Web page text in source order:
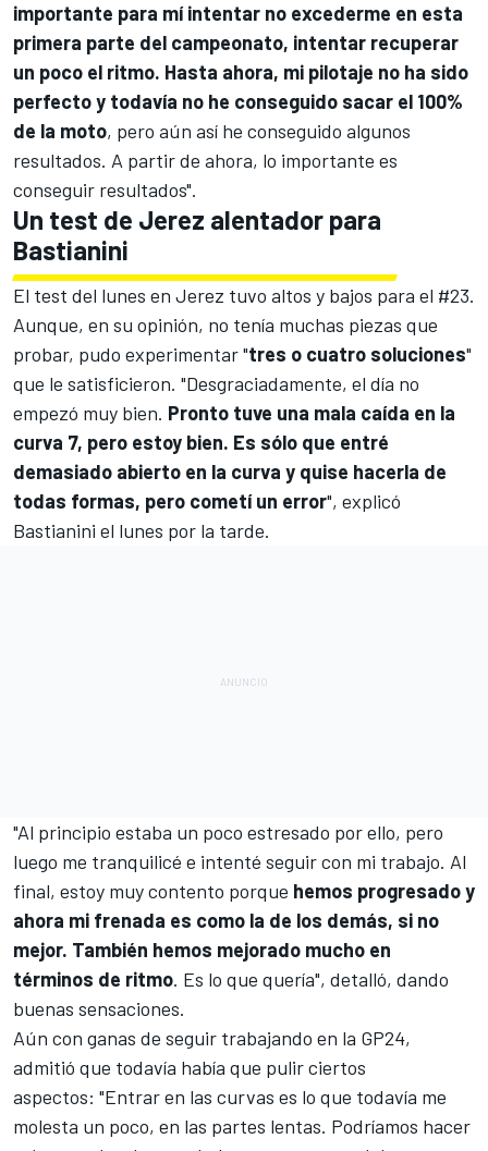
importante para mí intentar no excederme en esta
primera parte del campeonato, intentar recuperar
un poco el ritmo. Hasta ahora, mi pilotaje no ha sido
perfecto y todavía no he conseguido sacar el 100%
de la moto, pero aún así he conseguido algunos
resultados. A partir de ahora, lo importante es
conseguir resultados".
Un test de Jerez alentador para
Bastianini
El test del lunes en Jerez tuvo altos y bajos para el #23.
Aunque, en su opinión, no tenía muchas piezas que
probar, pudo experimentar "tres o cuatro soluciones"
que le satisficieron. "Desgraciadamente, el día no
empezó muy bien. Pronto tuve una mala caída en la
curva 7, pero estoy bien. Es sólo que entré
demasiado abierto en la curva y quise hacerla de
todas formas, pero cometí un error", explicó
Bastianini el lunes por la tarde.
"Al principio estaba un poco estresado por ello, pero
luego me tranquilicé e intenté seguir con mi trabajo. Al
final, estoy muy contento porque hemos progresado y
ahora mi frenada es como la de los demás, si no
mejor. También hemos mejorado mucho en
términos de ritmo. Es lo que quería", detalló, dando
buenas sensaciones.
Aún con ganas de seguir trabajando en la GP24,
admitió que todavía había que pulir ciertos
aspectos: "Entrar en las curvas es lo que todavía me
molesta un poco, en las partes lentas. Podríamos hacer